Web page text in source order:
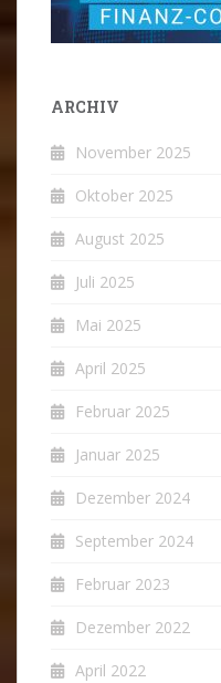
ARCHIV
November 2025
Oktober 2025
August 2025
Juli 2025
Mai 2025
April 2025
Februar 2025
Januar 2025
Dezember 2024
September 2024
Februar 2023
Dezember 2022
April 2022